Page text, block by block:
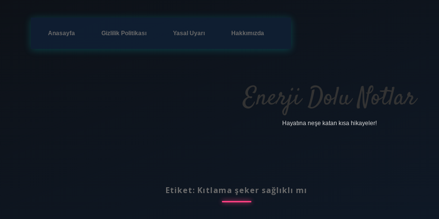
Anasayfa Gizlilik Politikası Yasal Uyarı Hakkımızda
Enerji Dolu Notlar
Hayatına neşe katan kısa hikayeler!
Etiket: Kıtlama şeker sağlıklı mı